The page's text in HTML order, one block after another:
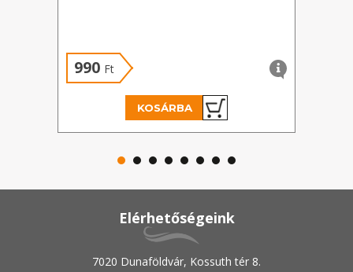
990 Ft
KOSÁRBA
Elérhetőségeink
7020 Dunaföldvár, Kossuth tér 8.